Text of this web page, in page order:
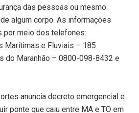
das pessoas ou mesmo
algum corpo. As informações
por meio dos telefones:
Marítimas e Fluviais – 185
do Maranhão – 0800-098-8432 e
anuncia decreto emergencial e
ponte que caiu entre MA e TO em